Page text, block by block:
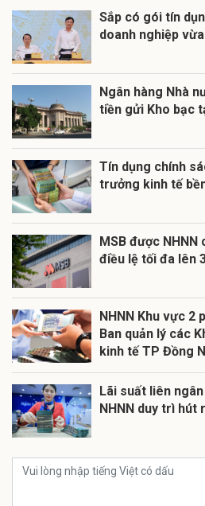
Sắp có gói tín
doanh nghiệp
Ngân hàng Nhà
tiền gửi Kho bạc
Tín dụng chính
trưởng kinh tế
MSB được
điều lệ tối đa lên
NHNN Khu vực 2
Ban quản lý các
kinh tế TP Đồng
Lãi suất liên
NHNN duy trì hút